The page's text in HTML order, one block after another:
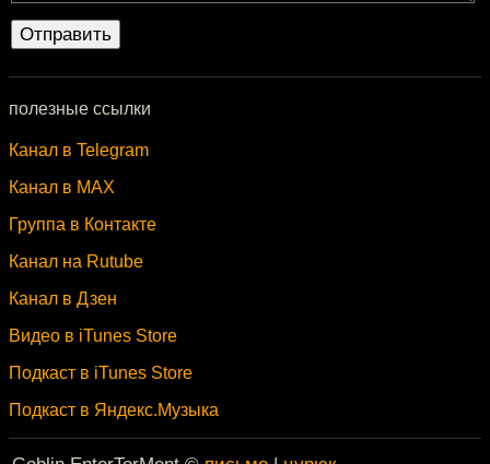
полезные ссылки
Канал в Telegram
Канал в MAX
Группа в Контакте
Канал на Rutube
Канал в Дзен
Видео в iTunes Store
Подкаст в iTunes Store
Подкаст в Яндекс.Музыка